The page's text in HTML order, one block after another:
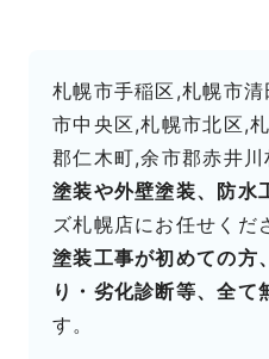
札幌市手稲区,札幌市
市中央区,札幌市北区,
郡仁木町,余市郡赤井
塗装や外壁塗装、防水
ズ札幌店にお任せくだ
塗装工事が初めての方
り・劣化診断等、全て
す。